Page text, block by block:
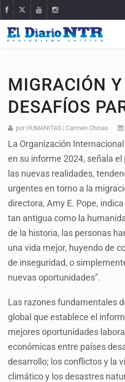
MIGRACIÓN Y
DESAFÍOS
por HUMANITAS | Carmen Chinas
La Organización
en su informe 2024, señala
las nuevas realidades,
urgentes en torno a la
directora, Amy E. Pope,
tan antigua como la
de la historia, las personas
una vida mejor, huyendo de
de inseguridad, o
nuevas oportunidades”.
Las razones fundamentales
global que establece el
mejores oportunidades
económicas entre países
desarrollo; los conflictos y la
climático y los desastres